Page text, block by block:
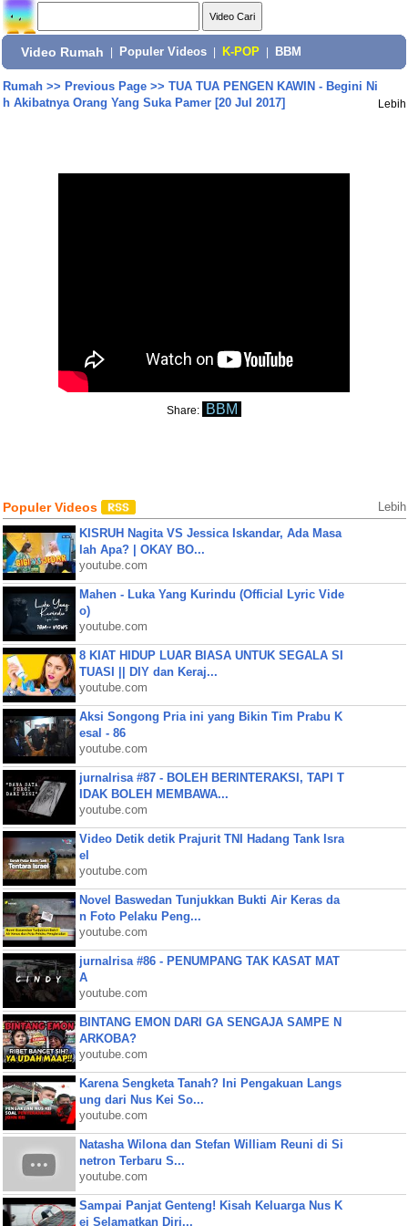
Video Rumah Populer Videos K-POP BBM
Rumah>> Previous Page>> TUA TUA PENGEN KAWIN - Begini Ni
h Akibatnya Orang Yang Suka Pamer [20 Jul 2017]
Lebih
Share: BBM
Populer Videos Lebih
KISRUH Nagita VS Jessica Iskandar, Ada Masa
lah Apa? | OKAY BO...
youtube.com
Mahen - Luka Yang Kurindu (Official Lyric Vide
o)
youtube.com
8 KIAT HIDUP LUAR BIASA UNTUK SEGALA SI
TUASI || DIY dan Keraj...
youtube.com
Aksi Songong Pria ini yang Bikin Tim Prabu K
esal - 86
youtube.com
jurnalrisa #87 - BOLEH BERINTERAKSI, TAPI T
IDAK BOLEH MEMBAWA...
youtube.com
Video Detik detik Prajurit TNI Hadang Tank Isra
el
youtube.com
Novel Baswedan Tunjukkan Bukti Air Keras da
n Foto Pelaku Peng...
youtube.com
jurnalrisa #86 - PENUMPANG TAK KASAT MAT
A
youtube.com
BINTANG EMON DARI GA SENGAJA SAMPE N
ARKOBA?
youtube.com
Karena Sengketa Tanah? Ini Pengakuan Langs
ung dari Nus Kei So...
youtube.com
Natasha Wilona dan Stefan William Reuni di Si
netron Terbaru S...
youtube.com
Sampai Panjat Genteng! Kisah Keluarga Nus K
ei Selamatkan Diri...